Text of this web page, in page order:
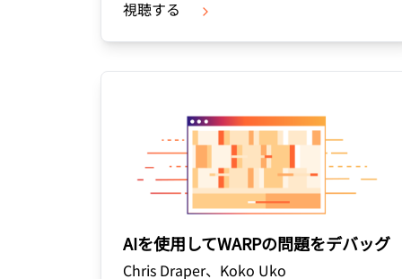
視聴する
AIを使用してWARPの問題をデバッグ
Chris Draper、Koko Uko